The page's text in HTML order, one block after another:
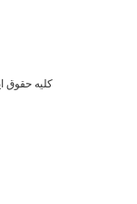
کلیه حقوق